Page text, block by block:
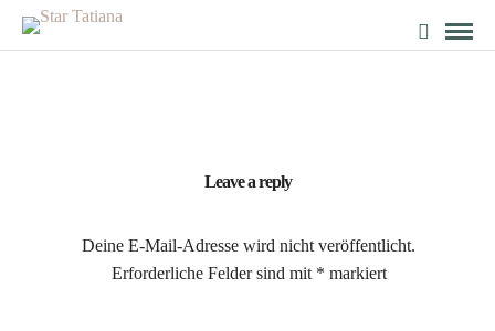
Leave a reply
Deine E-Mail-Adresse wird nicht veröffentlicht.
Erforderliche Felder sind mit * markiert